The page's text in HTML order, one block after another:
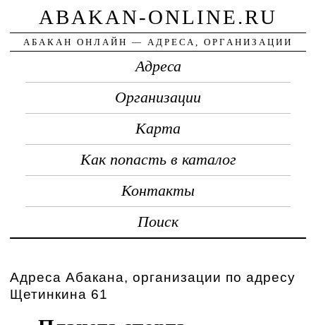
ABAKAN-ONLINE.RU
АБАКАН ОНЛАЙН — АДРЕСА, ОРГАНИЗАЦИИ
Адреса
Организации
Карта
Как попасть в каталог
Контакты
Поиск
Адреса Абакана, организации по адресу
Щетинкина 61